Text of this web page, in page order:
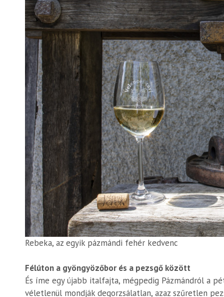
Rebeka, az egyik pázmándi fehér kedvenc
Félúton a gyöngyözőbor és a pezsgő között
És íme egy újabb italfajta, mégpedig Pázmándról a
véletlenül mondják degorzsálatlan, azaz szűretlen